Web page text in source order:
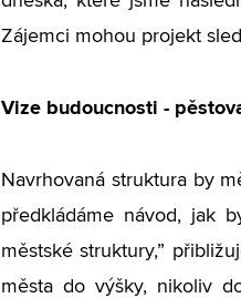
Zájemci mohou projekt
Vize budoucnosti -
Navrhovaná struktura by
předkládáme návod, jak
městské struktury,”
města do výšky, nikoliv